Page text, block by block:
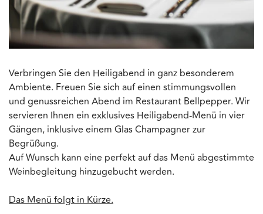
Verbringen Sie den Heiligabend in ganz besonderem
Ambiente. Freuen Sie sich auf einen stimmungsvollen
und genussreichen Abend im Restaurant Bellpepper. Wir
servieren Ihnen ein exklusives Heiligabend-Menü in vier
Gängen, inklusive einem Glas Champagner zur
Begrüßung.
Auf Wunsch kann eine perfekt auf das Menü abgestimmte
Weinbegleitung hinzugebucht werden.
Das Menü folgt in Kürze.